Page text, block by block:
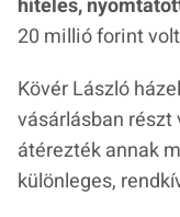
20 millió forint
Kövér László
vásárlásban
átérezték annak
különleges,